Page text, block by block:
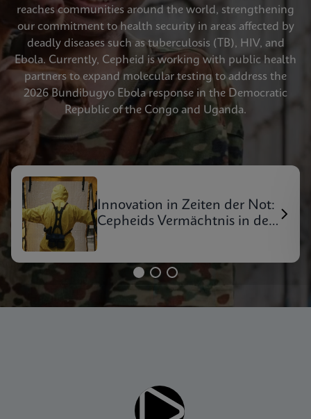
reaches communities around the world, strengthening
our commitment to health security in areas affected by
deadly diseases such as tuberculosis (TB), HIV, and
Ebola. Currently, Cepheid is working with public health
partners to expand molecular testing to address the
2026 Bundibugyo Ebola response in the Democratic
Republic of the Congo and Uganda.
Innovation in Zeiten der Not:
Cepheids Vermächtnis in der
Cookie-Einstellungen anzeigen & aktualisieren
Datenschutzrichtlinie anzeigen